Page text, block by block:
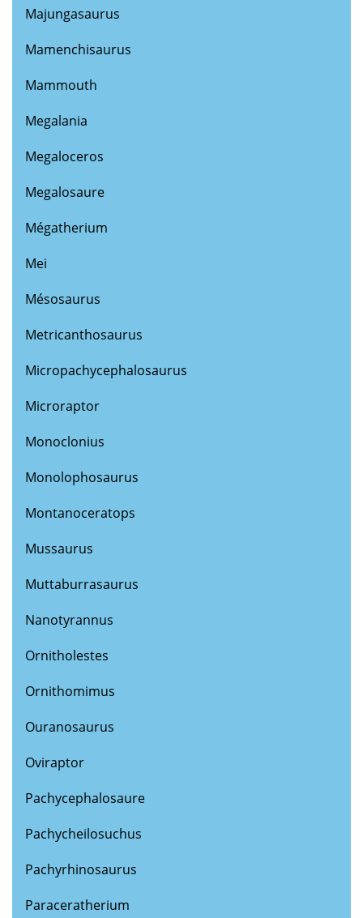
Majungasaurus
Mamenchisaurus
Mammouth
Megalania
Megaloceros
Megalosaure
Mégatherium
Mei
Mésosaurus
Metricanthosaurus
Micropachycephalosaurus
Microraptor
Monoclonius
Monolophosaurus
Montanoceratops
Mussaurus
Muttaburrasaurus
Nanotyrannus
Ornitholestes
Ornithomimus
Ouranosaurus
Oviraptor
Pachycephalosaure
Pachycheilosuchus
Pachyrhinosaurus
Paraceratherium